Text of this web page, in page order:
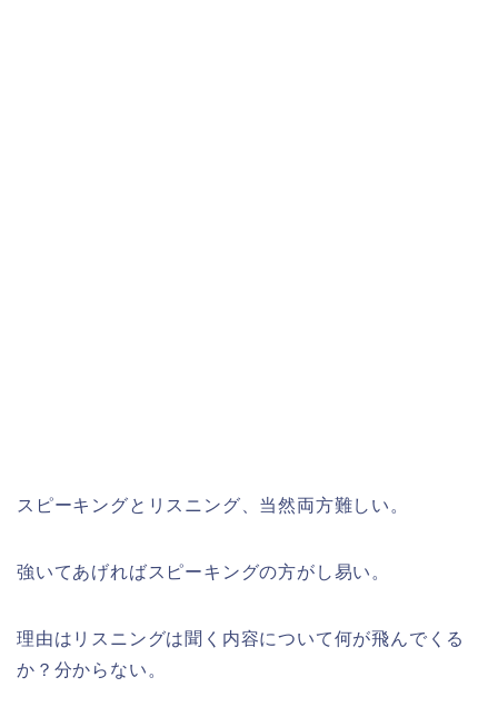
スピーキングとリスニング、当然両方難しい。
強いてあげればスピーキングの方がし易い。
理由はリスニングは聞く内容について何が飛んでくる
か？分からない。